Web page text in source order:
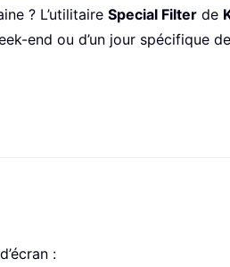
? L’utilitaire Special Filter de
end ou d’un jour spécifique
: